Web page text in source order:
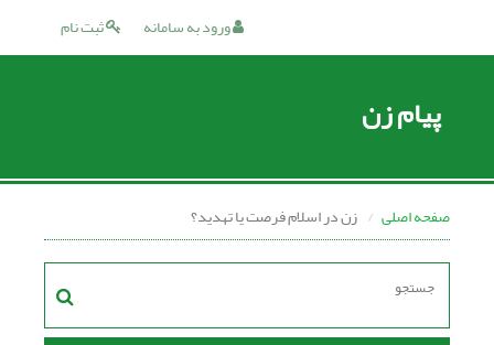
ثبت نام ورود به سامانه
پیام زن
صفحه اصلی زن در اسلام فرصت یا تهدید؟